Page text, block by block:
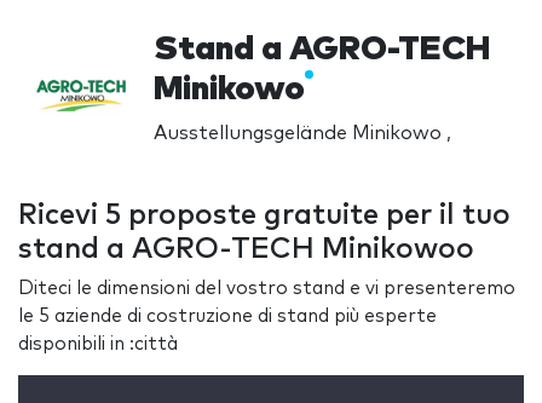
Stand a AGRO-TECH
Minikowo
Ausstellungsgelände Minikowo ,
Ricevi 5 proposte gratuite per il tuo
stand a AGRO-TECH Minikowoo
Diteci le dimensioni del vostro stand e vi presenteremo
le 5 aziende di costruzione di stand più esperte
disponibili in :città